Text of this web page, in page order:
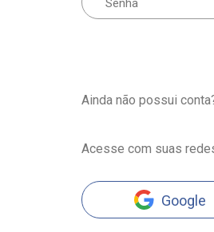
Ainda não possui
Acesse com suas
Google